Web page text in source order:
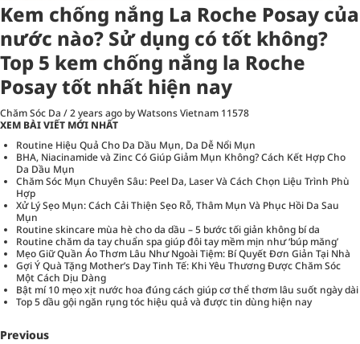
Kem chống nắng La Roche Posay của
nước nào? Sử dụng có tốt không?
Top 5 kem chống nắng la Roche
Posay tốt nhất hiện nay
Chăm Sóc Da /2 years ago by Watsons Vietnam 11578
XEM BÀI VIẾT MỚI NHẤT
Routine Hiệu Quả Cho Da Dầu Mụn, Da Dễ Nổi Mụn
BHA, Niacinamide và Zinc Có Giúp Giảm Mụn Không? Cách Kết Hợp Cho
Da Dầu Mụn
Chăm Sóc Mụn Chuyên Sâu: Peel Da, Laser Và Cách Chọn Liệu Trình Phù
Hợp
Xử Lý Sẹo Mụn: Cách Cải Thiện Sẹo Rỗ, Thâm Mụn Và Phục Hồi Da Sau
Mụn
Routine skincare mùa hè cho da dầu – 5 bước tối giản không bí da
Routine chăm da tay chuẩn spa giúp đôi tay mềm mịn như ‘búp măng’
Mẹo Giữ Quần Áo Thơm Lâu Như Ngoài Tiệm: Bí Quyết Đơn Giản Tại Nhà
Gợi Ý Quà Tặng Mother’s Day Tinh Tế: Khi Yêu Thương Được Chăm Sóc
Một Cách Dịu Dàng
Bật mí 10 mẹo xịt nước hoa đúng cách giúp cơ thể thơm lâu suốt ngày dài
Top 5 dầu gội ngăn rụng tóc hiệu quả và được tin dùng hiện nay
Previous